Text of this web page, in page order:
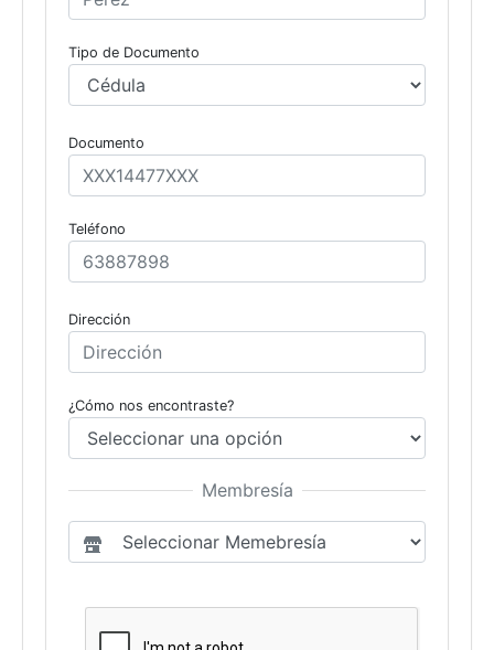
Tipo de Documento
Documento
Teléfono
Dirección
¿Cómo nos encontraste?
Membresía